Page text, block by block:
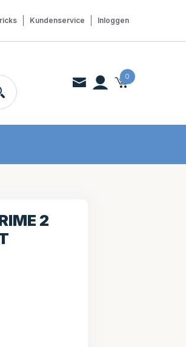
Inloggen
Kundenservice
0
2